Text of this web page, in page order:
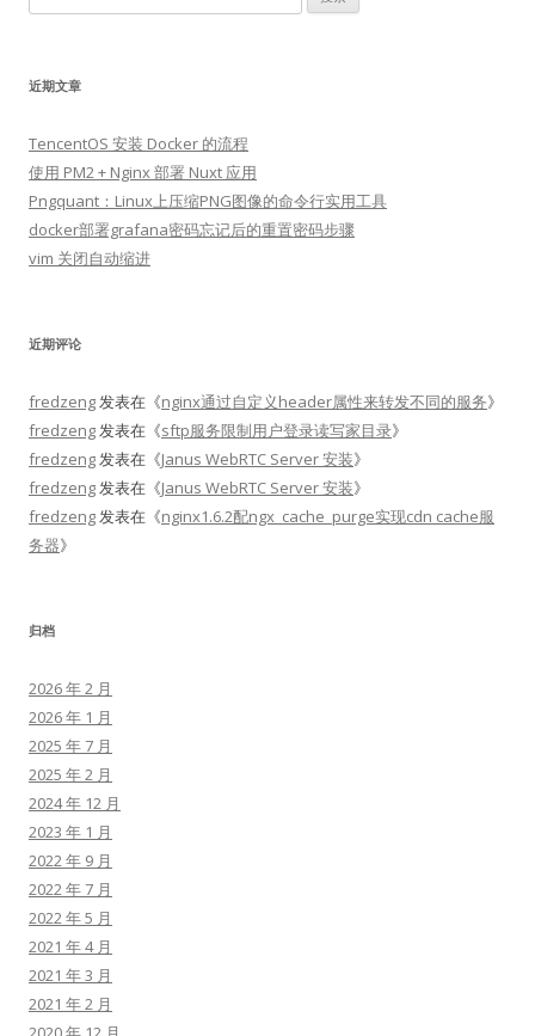
索：
近期文章
TencentOS 安装 Docker 的流程
使用 PM2 + Nginx 部署 Nuxt 应用
Pngquant：Linux上压缩PNG图像的命令行实用工具
docker部署grafana密码忘记后的重置密码步骤
vim 关闭自动缩进
近期评论
fredzeng发表在《nginx通过自定义header属性来转发不同的服务》
fredzeng发表在《sftp服务限制用户登录读写家目录》
fredzeng发表在《Janus WebRTC Server 安装》
fredzeng发表在《Janus WebRTC Server 安装》
fredzeng发表在《nginx1.6.2配ngx_cache_purge实现cdn cache服
务器》
归档
2026 年 2 月
2026 年 1 月
2025 年 7 月
2025 年 2 月
2024 年 12 月
2023 年 1 月
2022 年 9 月
2022 年 7 月
2022 年 5 月
2021 年 4 月
2021 年 3 月
2021 年 2 月